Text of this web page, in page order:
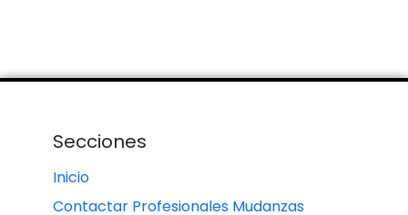
Secciones
Inicio
Contactar Profesionales Mudanzas